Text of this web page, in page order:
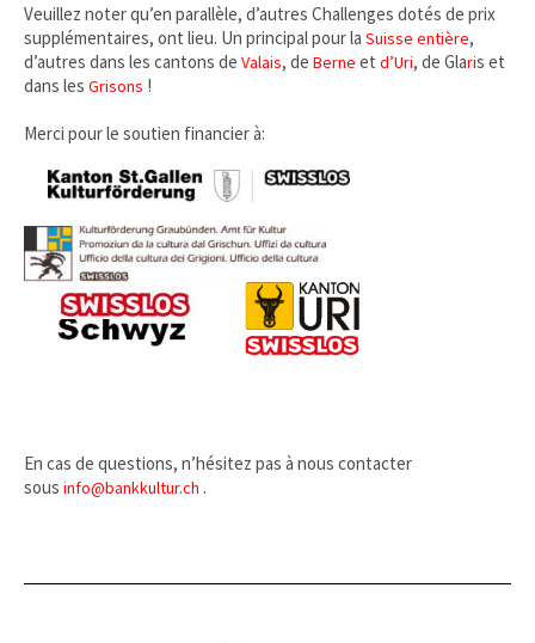
Veuillez noter qu’en parallèle, d’autres Challenges dotés de prix
supplémentaires, ont lieu. Un principal pour laSuisse entière,
d’autres dans les cantons deValais, deBerne etd’Uri, de Glaris et
dans lesGrisons !
Merci pour le soutien financier à:
En cas de questions, n’hésitez pas à nous contacter
sousinfo@bankkultur.ch .